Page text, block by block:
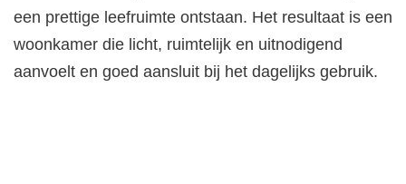
een prettige leefruimte ontstaan. Het resultaat is een
woonkamer die licht, ruimtelijk en uitnodigend
aanvoelt en goed aansluit bij het dagelijks gebruik.